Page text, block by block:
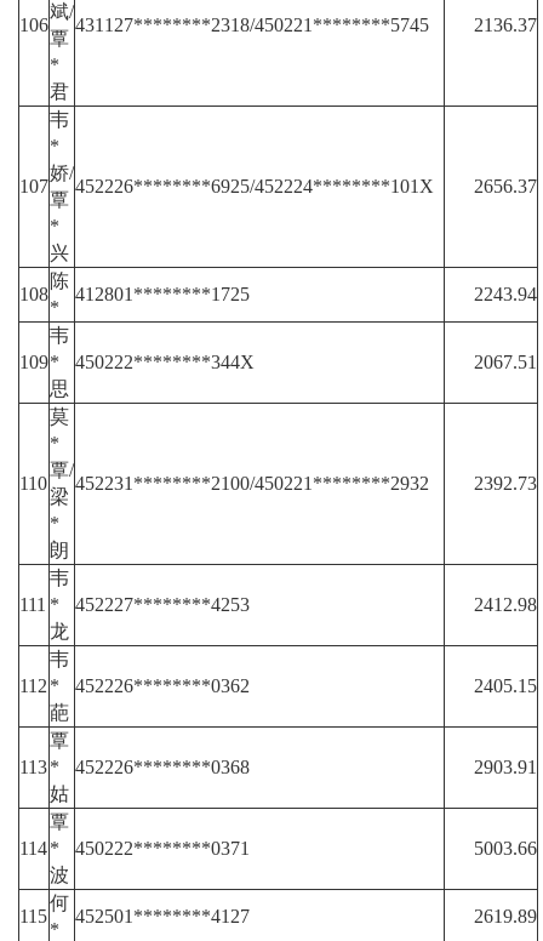
106
斌/
覃
*
君
431127********2318/450221********5745 2136.37
107
韦
*
娇/
覃
*
兴
452226********6925/452224********101X 2656.37
108
陈
*
412801********1725 2243.94
109
韦
*
思
450222********344X 2067.51
110
莫
*
覃/
梁
*
朗
452231********2100/450221********2932 2392.73
111
韦
*
龙
452227********4253 2412.98
112
韦
*
葩
452226********0362 2405.15
113
覃
*
姑
452226********0368 2903.91
114
覃
*
波
450222********0371 5003.66
115
何
*
452501********4127 2619.89